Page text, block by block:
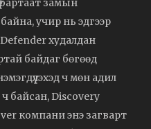
бартаат замын
учир нь эдгээр
худалдан
байдаг бөгөөд
ч мөн адил
ч байсан, Discovery
компани энэ загварт